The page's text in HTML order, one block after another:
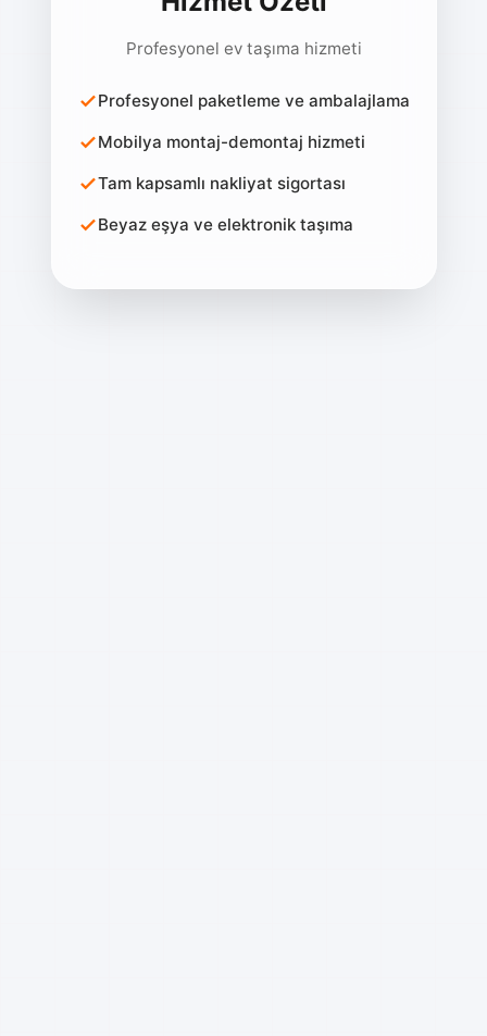
Profesyonel ev taşıma hizmeti
Profesyonel paketleme ve ambalajlama
Mobilya montaj-demontaj hizmeti
Tam kapsamlı nakliyat sigortası
Beyaz eşya ve elektronik taşıma